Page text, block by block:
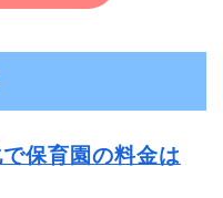
保育園の料金は